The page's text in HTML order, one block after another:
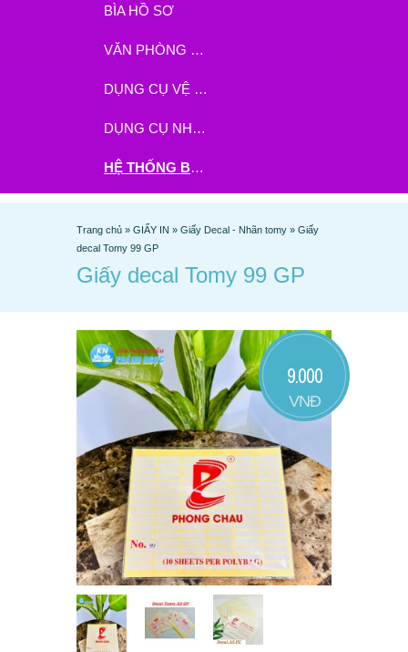
BÌA HỒ SƠ
VĂN PHÒNG PHẨM
DỤNG CỤ VỆ SINH
DỤNG CỤ NHÀ BẾP
HỆ THỐNG BHX - TGDĐ ĐẶT HÀNG TẠI ĐÂY
Trang chủ » GIẤY IN » Giấy Decal - Nhãn tomy » Giấy
decal Tomy 99 GP
Giấy decal Tomy 99 GP
9.000
VNĐ